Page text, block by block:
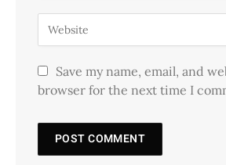
Save my name, email, and
browser for the next time I